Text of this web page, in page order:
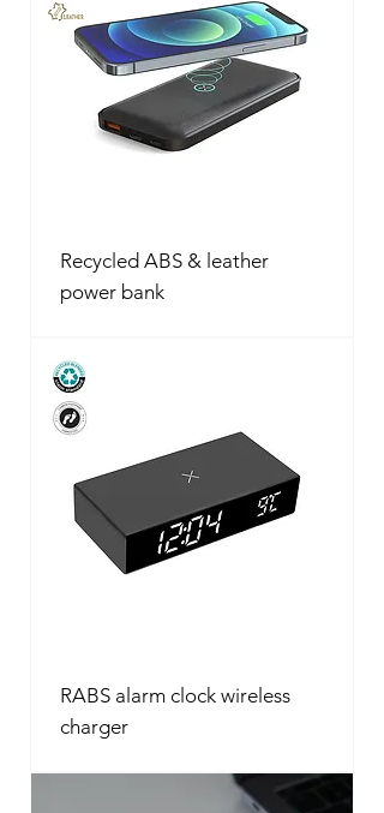
Recycled ABS & leather
power bank
RABS alarm clock wireless
charger